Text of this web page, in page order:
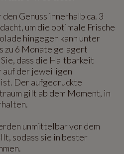
Genuss innerhalb ca. 3
um die optimale Frische
hingegen kann unter
zu 6 Monate gelagert
dass die Haltbarkeit
auf der jeweiligen
Der aufgedruckte
gilt ab dem Moment, in
unmittelbar vor dem
sodass sie in bester